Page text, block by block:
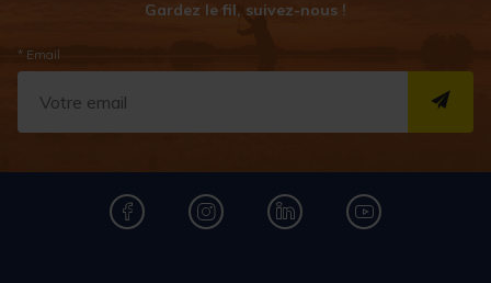
Gardez le fil, suivez-nous !
* Email